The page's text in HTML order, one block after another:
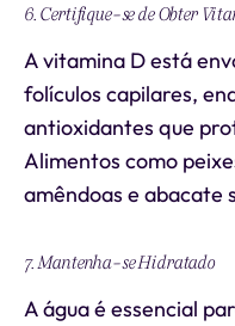
6. Certifique-se de Obter
A vitamina D está
folículos capilares,
antioxidantes que
Alimentos como
amêndoas e abacate
7. Mantenha-se Hidratado
A água é essencial